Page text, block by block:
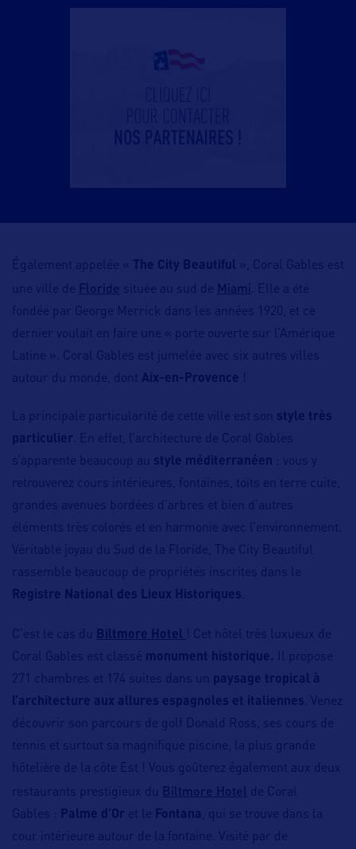
Également appelée « The City Beautiful
», Coral Gables est
une ville de Floride située au sud de Miami . Elle a été
fondée par George Merrick dans les années 1920, et ce
dernier voulait en faire une « porte ouverte sur l’Amérique
Latine ». Coral Gables est jumelée avec six autres villes
autour du monde, dont Aix-en-Provence
La principale particularité de cette ville est son style très
particulier . En effet, l’architecture de Coral Gables
s’apparente beaucoup au style méditerranéen : vous y
retrouverez cours intérieures, fontaines, toits en terre cuite,
grandes avenues bordées d’arbres et bien d’autres
éléments très colorés et en harmonie avec l’environnement.
Véritable joyau du Sud de la Floride, The City Beautiful
rassemble beaucoup de propriétés inscrites dans le
Registre National des Lieux Historiques
C’est le cas du Biltmore Hotel
! Cet hôtel très luxueux de
Coral Gables est classé monument historique.
Il propose
271 chambres et 174 suites dans un paysage tropical à
l’architecture aux allures espagnoles et italiennes . Venez
découvrir son parcours de golf Donald Ross, ses cours de
tennis et surtout sa magnifique piscine, la plus grande
hôtelière de la côte Est ! Vous goûterez également aux deux
restaurants prestigieux du Biltmore Hotel de Coral
Gables :
Palme d’Or et le Fontana
, qui se trouve dans la
cour intérieure autour de la fontaine. Visité par de